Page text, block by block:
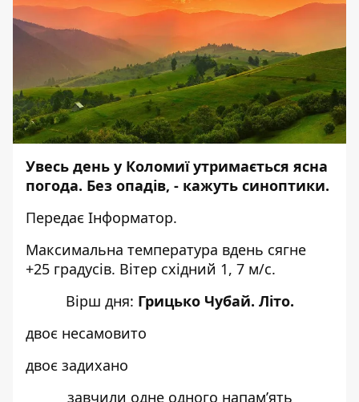
Увесь день у Коломиї утримається ясна
погода. Без опадів, - кажуть синоптики.
Передає Інформатор.
Максимальна температура вдень сягне
+25 градусів. Вітер східний 1, 7 м/с.
Вірш дня: Грицько Чубай. Літо.
двоє несамовито
двоє задихано
завчили одне одного напам’ять